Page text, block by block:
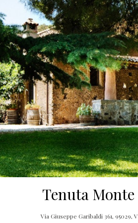
Tenuta
Via Giuseppe Garibaldi 361, 95029,